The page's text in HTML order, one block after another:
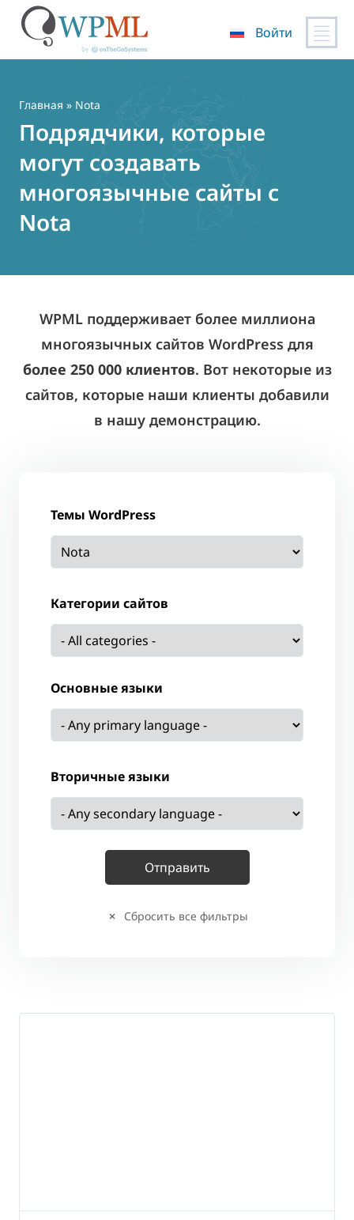
содержимому
Войти
Главная » Nota
Подрядчики, которые
могут создавать
многоязычные сайты с
Nota
WPML поддерживает более миллиона
многоязычных сайтов WordPress для
более 250 000 клиентов. Вот некоторые из
сайтов, которые наши клиенты добавили
в нашу демонстрацию.
Темы WordPress
Категории сайтов
Основные языки
Вторичные языки
Сбросить все фильтры